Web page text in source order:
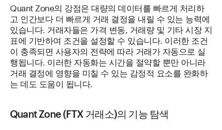
Quant Zone의 강점은 대량의 데이터를 빠르게 처리하
고 인간보다 더 빠르게 거래 결정을 내릴 수 있는 능력에
있습니다. 거래자들은 가격 변동, 거래량 및 기타 시장 지
표에 기반하여 조건을 설정할 수 있습니다. 이러한 조건
이 충족되면 사용자의 전략에 따라 거래가 자동으로 실
행됩니다. 이러한 자동화는 시간을 절약할 뿐만 아니라
거래 결정에 영향을 미칠 수 있는 감정적 요소를 완화하
는 데도 도움이 됩니다.
Quant Zone (FTX 거래소)의 기능 탐색